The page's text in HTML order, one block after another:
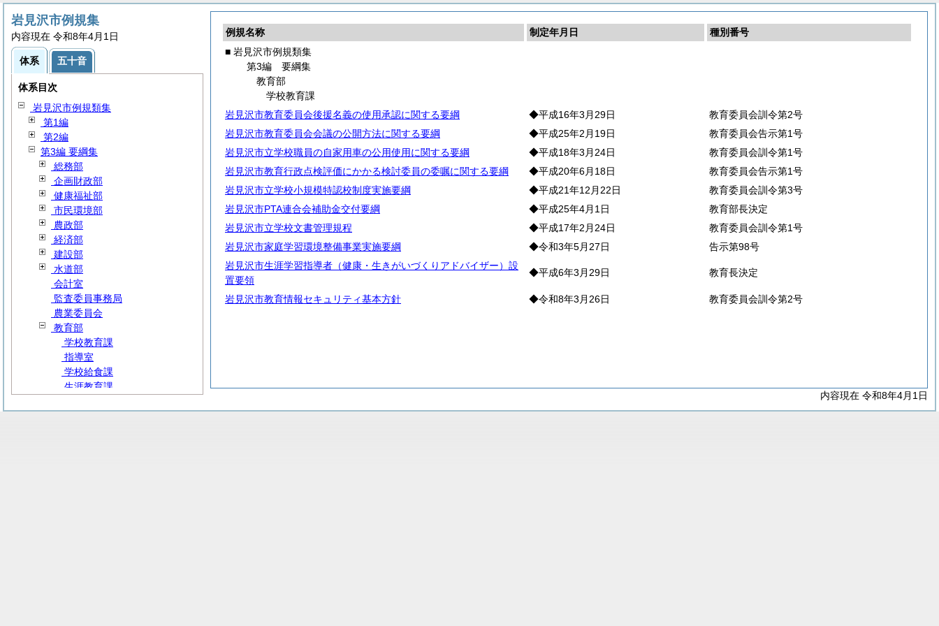
例規名称 制定年月日
種別番号
■ 岩見沢市例規類集
第3編 要綱集
教育部
学校教育課
岩見沢市教育委員会後援名義の使用承認に関する要綱
◆平成16年3月29日
教育委員会訓令第2号
岩見沢市教育委員会会議の公開方法に関する要綱
◆平成25年2月19日
教育委員会告示第1号
岩見沢市立学校職員の自家用車の公用使用に関する要綱
◆平成18年3月24日
教育委員会訓令第1号
岩見沢市教育行政点検評価にかかる検討委員の委嘱に関する要綱
◆平成20年6月18日
教育委員会告示第1号
岩見沢市立学校小規模特認校制度実施要綱
◆平成21年12月22日
教育委員会訓令第3号
岩見沢市PTA連合会補助金交付要綱
◆平成25年4月1日
教育部長決定
岩見沢市立学校文書管理規程
◆平成17年2月24日
教育委員会訓令第1号
岩見沢市家庭学習環境整備事業実施要綱
◆令和3年5月27日
告示第98号
岩見沢市生涯学習指導者（健康・生きがいづくりアドバイザー）設
置要領
◆平成6年3月29日 教育長決定
岩見沢市教育情報セキュリティ基本方針 ◆令和8年3月26日 教育委員会訓令第2号
内容現在 令和8年4月1日
岩見沢市例規集
内容現在 令和8年4月1日
体系 五十音
体系目次
岩見沢市例規類集
第1編
第2編
第3編 要綱集
総務部
企画財政部
健康福祉部
市民環境部
農政部
経済部
建設部
水道部
会計室
監査委員事務局
農業委員会
教育部
学校教育課
指導室
学校給食課
生涯教育課